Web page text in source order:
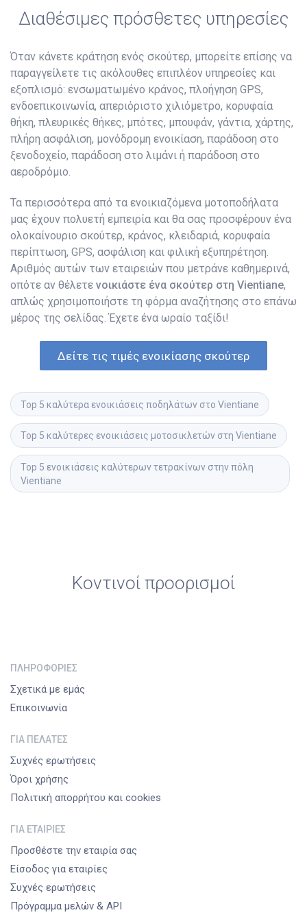
Διαθέσιμες πρόσθετες υπηρεσίες
Όταν κάνετε κράτηση ενός σκούτερ, μπορείτε επίσης να
παραγγείλετε τις ακόλουθες επιπλέον υπηρεσίες και
εξοπλισμό: ενσωματωμένο κράνος, πλοήγηση GPS,
ενδοεπικοινωνία, απεριόριστο χιλιόμετρο, κορυφαία
θήκη, πλευρικές θήκες, μπότες, μπουφάν, γάντια, χάρτης,
πλήρη ασφάλιση, μονόδρομη ενοικίαση, παράδοση στο
ξενοδοχείο, παράδοση στο λιμάνι ή παράδοση στο
αεροδρόμιο.
Τα περισσότερα από τα ενοικιαζόμενα μοτοποδήλατα
μας έχουν πολυετή εμπειρία και θα σας προσφέρουν ένα
ολοκαίνουριο σκούτερ, κράνος, κλειδαριά, κορυφαία
περίπτωση, GPS, ασφάλιση και φιλική εξυπηρέτηση.
Αριθμός αυτών των εταιρειών που μετράνε καθημερινά,
οπότε αν θέλετε νοικιάστε ένα σκούτερ στη Vientiane,
απλώς χρησιμοποιήστε τη φόρμα αναζήτησης στο επάνω
μέρος της σελίδας. Έχετε ένα ωραίο ταξίδι!
Δείτε τις τιμές ενοικίασης σκούτερ
Top 5 καλύτερα ενοικιάσεις ποδηλάτων στο Vientiane
Top 5 καλύτερες ενοικιάσεις μοτοσικλετών στη Vientiane
Top 5 ενοικιάσεις καλύτερων τετρακίνων στην πόλη
Vientiane
Κοντινοί προορισμοί
ΠΛΗΡΟΦΟΡΊΕΣ
Σχετικά με εμάς
Επικοινωνία
ΓΙΑ ΠΕΛΆΤΕΣ
Συχνές ερωτήσεις
Όροι χρήσης
Πολιτική απορρήτου και cookies
ΓΙΑ ΕΤΑΙΡΊΕΣ
Προσθέστε την εταιρία σας
Είσοδος για εταιρίες
Συχνές ερωτήσεις
Πρόγραμμα μελών & API